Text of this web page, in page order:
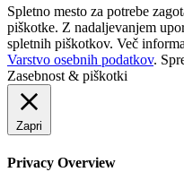
Spletno mesto za potrebe
piškotke. Z nadaljevanjem
spletnih piškotkov. Več
Varstvo osebnih podatkov.
Zasebnost & piškotki
Zapri
Privacy Overview